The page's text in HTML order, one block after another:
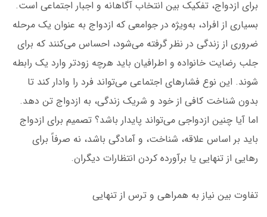
برای ازدواج، تفکیک بین انتخاب آگاهانه و اجبار اجتماعی است.
بسیاری از افراد، به‌ویژه در جوامعی که ازدواج به عنوان یک مرحله
ضروری از زندگی در نظر گرفته می‌شود، احساس می‌کنند که برای
جلب رضایت خانواده و اطرافیان باید هرچه زودتر وارد یک رابطه
شوند. این نوع فشارهای اجتماعی می‌تواند فرد را وادار کند تا
بدون شناخت کافی از خود و شریک زندگی، به ازدواج تن دهد.
اما آیا چنین ازدواجی می‌تواند پایدار باشد؟ تصمیم برای ازدواج
باید بر اساس علاقه، شناخت، و آمادگی باشد، نه صرفاً برای
رهایی از تنهایی یا برآورده کردن انتظارات دیگران.
تفاوت بین نیاز به همراهی و ترس از تنهایی